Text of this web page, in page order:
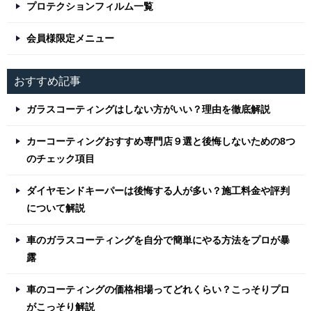
プロテクションフィルム一覧
会員様限定メニュー
おすすめ記事
ガラスコーティングはしない方がいい？理由を徹底解説
カーコーティングおすすめ専門店９選と後悔しないための8つ
のチェック項目
ダイヤモンドキーパーは後悔する人が多い？施工料金や評判
について解説
車のガラスコーティングを自分で簡単にやる方法をプロが暴
露
車のコーティングの価格相場ってどれくらい？こっそりプロ
がこっそり解説